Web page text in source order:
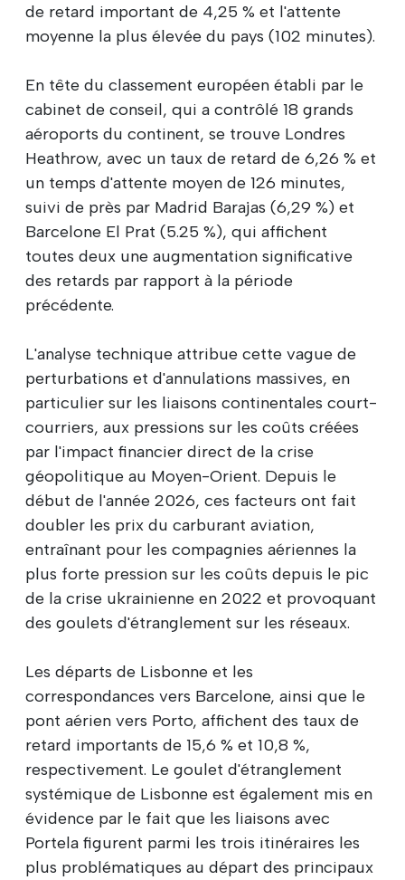
de retard important de 4,25 % et l'attente
moyenne la plus élevée du pays (102 minutes).
En tête du classement européen établi par le
cabinet de conseil, qui a contrôlé 18 grands
aéroports du continent, se trouve Londres
Heathrow, avec un taux de retard de 6,26 % et
un temps d'attente moyen de 126 minutes,
suivi de près par Madrid Barajas (6,29 %) et
Barcelone El Prat (5.25 %), qui affichent
toutes deux une augmentation significative
des retards par rapport à la période
précédente.
L'analyse technique attribue cette vague de
perturbations et d'annulations massives, en
particulier sur les liaisons continentales court-
courriers, aux pressions sur les coûts créées
par l'impact financier direct de la crise
géopolitique au Moyen-Orient. Depuis le
début de l'année 2026, ces facteurs ont fait
doubler les prix du carburant aviation,
entraînant pour les compagnies aériennes la
plus forte pression sur les coûts depuis le pic
de la crise ukrainienne en 2022 et provoquant
des goulets d'étranglement sur les réseaux.
Les départs de Lisbonne et les
correspondances vers Barcelone, ainsi que le
pont aérien vers Porto, affichent des taux de
retard importants de 15,6 % et 10,8 %,
respectivement. Le goulet d'étranglement
systémique de Lisbonne est également mis en
évidence par le fait que les liaisons avec
Portela figurent parmi les trois itinéraires les
plus problématiques au départ des principaux